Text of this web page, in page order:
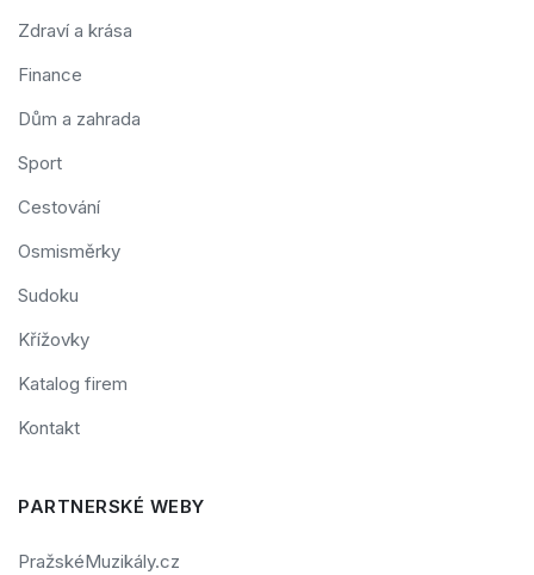
Zdraví a krása
Finance
Dům a zahrada
Sport
Cestování
Osmisměrky
Sudoku
Křížovky
Katalog firem
Kontakt
PARTNERSKÉ WEBY
PražskéMuzikály.cz